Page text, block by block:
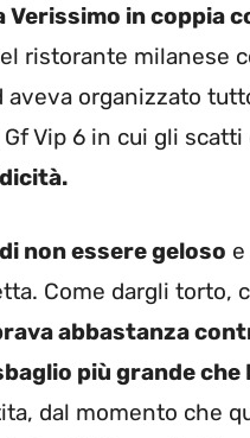
Verissimo in coppia
ristorante milanese
organizzato
Vip 6 in cui gli
non essere geloso
Come dargli torto,
abbastanza
più grande che
dal momento che